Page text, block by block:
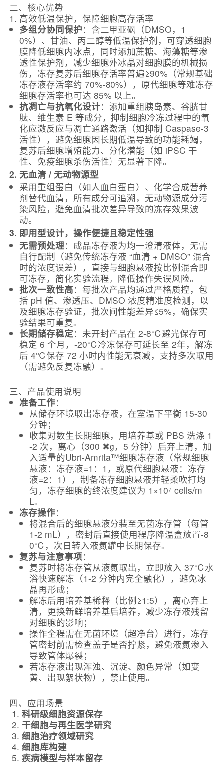
二、核心优势
1. 高效低温保护，保障细胞高存活率
多组分协同保护：含二甲亚砜（DMSO，1
0%）、甘油、丙二醇等低温保护剂，可穿透细胞
膜降低细胞内冰点，同时添加蔗糖、海藻糖等渗
透性保护剂，减少细胞外冰晶对细胞膜的机械损
伤，冻存复苏后细胞存活率普遍≥90%（常规基础
冻存液存活率约 70%-80%），原代细胞等难冻存
细胞存活率也可达 85% 以上。
抗凋亡与抗氧化设计：添加重组胰岛素、谷胱甘
肽、维生素 E 等成分，抑制细胞冷冻过程中的氧
化应激反应与凋亡通路激活（如抑制 Caspase-3
活性），避免细胞因长期低温导致的功能耗竭，
复苏后细胞增殖能力、分化潜能（如 iPSC 干
性、免疫细胞杀伤活性）无显著下降。
2. 无血清 / 无动物源型
采用重组蛋白（如人血白蛋白）、化学合成营养
剂替代血清，所有成分可追溯，无动物源成分污
染风险，避免血清批次差异导致的冻存效果波
动。
3. 即用型设计，操作便捷且稳定性强
无需预处理：成品冻存液为均一澄清液体，无需
自行配制（避免传统冻存液 “血清 + DMSO” 混合
时的浓度误差），直接与细胞悬液按比例混合即
可冻存，简化实验流程，降低操作失误风险。
批次一致性高：每批次产品均通过严格质控，包
括 pH 值、渗透压、DMSO 浓度精准度检测，以
及细胞冻存验证，批次间性能差异≤5%，确保实
验结果可重复。
长期储存稳定：未开封产品在 2-8℃避光保存可
稳定 6 个月，-20℃冷冻保存可延长至 2年，解冻
后 4℃保存 72 小时内性能无衰减，支持多次取用
（需避免反复冻融）。
三、产品使用说明
准备工作：
从储存环境取出冻存液，在室温下平衡 15-30
分钟；
收集对数生长期细胞，用培养基或 PBS 洗涤 1
-2 次，离心（300 ✖g，5 分钟）后弃上清，加
入适量的Ubri-Amrita™细胞冻存液（常规细胞
悬液：冻存液=1：1，或原代细胞悬液：冻存
液=2：1），制备冻存细胞悬液并轻柔吹打均
匀，冻存细胞的终浓度建议为 1×10⁷ cells/m
L。
冻存操作：
将混合后的细胞悬液分装至无菌冻存管（每管
1-2 mL），密封后直接使用程序降温盒放置-8
0℃，次日转入液氮罐中长期保存。
复苏与注意事项：
复苏时将冻存管从液氮取出，立即放入 37℃水
浴快速解冻（1-2 分钟内完全融化），避免冰
晶再形成；
解冻后用培养基稀释（比例≥1:5），离心弃上
清，更换新鲜培养基后培养，减少冻存液残留
对细胞的影响；
操作全程需在无菌环境（超净台）进行，冻存
管密封前需检查盖子是否拧紧，避免液氮渗入
导致管体爆裂；
若冻存液出现浑浊、沉淀、颜色异常（如变
黄、出现絮状物），禁止使用。
四、应用场景
科研级细胞资源保存
干细胞与再生医学研究
细胞治疗领域研究
细胞库构建
疾病模型与样本留存